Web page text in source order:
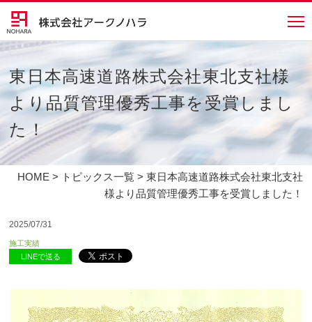
東日本高速道路株式会社東北支社様
より品質管理優秀工事を受賞しまし
た！
HOME > トピックス一覧 > 東日本高速道路株式会社東北支社
様より品質管理優秀工事を受賞しました！
2025/07/31
施工実績
LINEで送る